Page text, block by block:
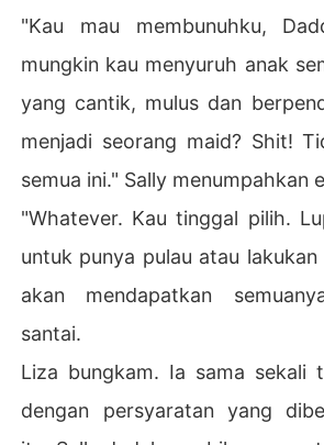
"Kau mau membunuhku,
mungkin kau menyuruh anak
yang cantik, mulus dan
menjadi seorang maid? Shit!
semua ini." Sally menumpahkan
"Whatever. Kau tinggal pilih.
untuk punya pulau atau
akan mendapatkan
santai.
Liza bungkam. Ia sama sekali
dengan persyaratan yang